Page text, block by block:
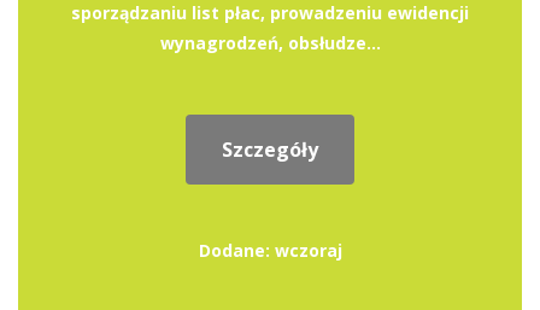
sporządzaniu list płac, prowadzeniu ewidencji
wynagrodzeń, obsłudze...
Szczegóły
Dodane: wczoraj